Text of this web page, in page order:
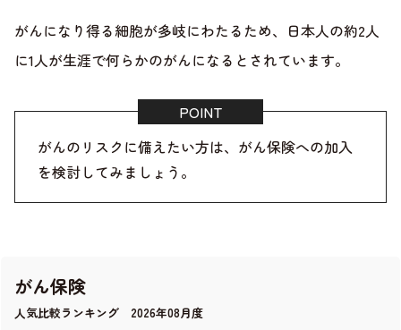
がんになり得る細胞が多岐にわたるため、日本人の約2人
に1人が生涯で何らかのがんになるとされています。
がんのリスクに備えたい方は、がん保険への加入
を検討してみましょう。
がん保険
人気比較ランキング 2026年08月度